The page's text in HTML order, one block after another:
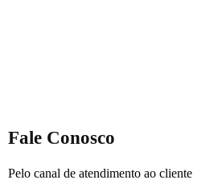
Fale Conosco
Pelo canal de atendimento ao cliente